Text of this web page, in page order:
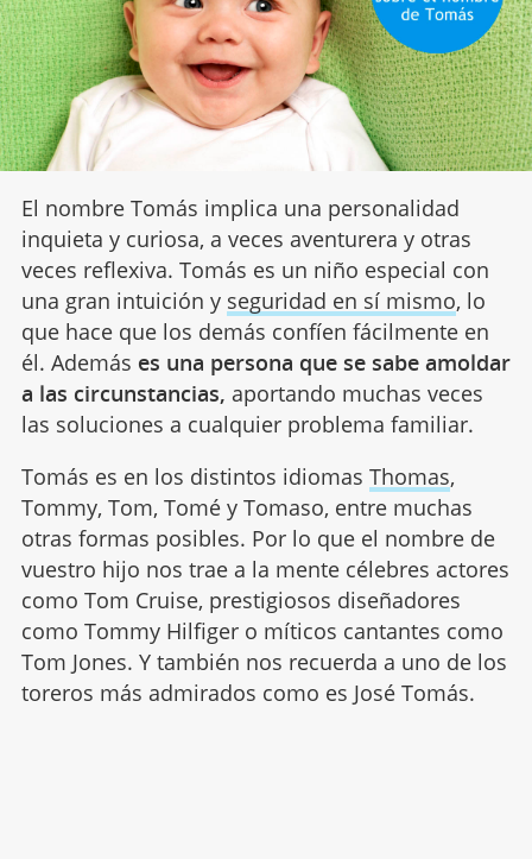
El nombre Tomás implica una personalidad
inquieta y curiosa, a veces aventurera y otras
veces reflexiva. Tomás es un niño especial con
una gran intuición y seguridad en sí mismo, lo
que hace que los demás confíen fácilmente en
él. Además es una persona que se sabe amoldar
a las circunstancias, aportando muchas veces
las soluciones a cualquier problema familiar.
Tomás es en los distintos idiomas Thomas,
Tommy, Tom, Tomé y Tomaso, entre muchas
otras formas posibles. Por lo que el nombre de
vuestro hijo nos trae a la mente célebres actores
como Tom Cruise, prestigiosos diseñadores
como Tommy Hilfiger o míticos cantantes como
Tom Jones. Y también nos recuerda a uno de los
toreros más admirados como es José Tomás.